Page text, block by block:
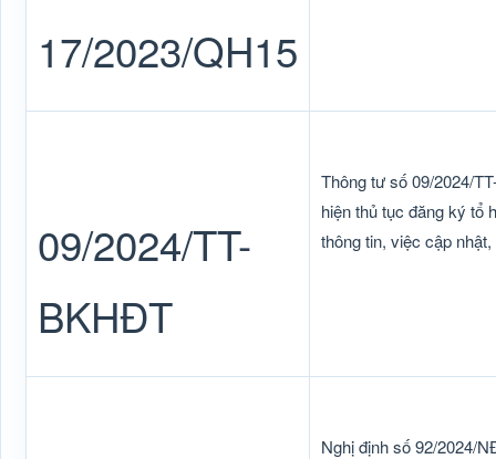
17/2023/QH15
09/2024/TT-
BKHĐT
Thông tư số 09/2024/
hiện thủ tục đăng ký tổ
thông tin, việc cập
Nghị định số 92/2024/